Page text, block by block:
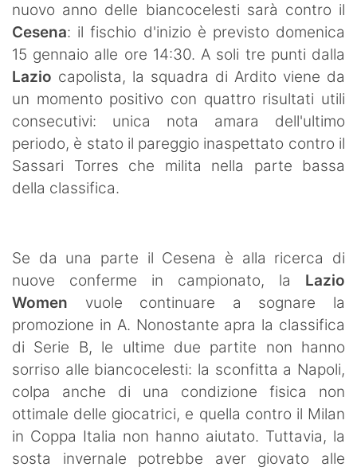
nuovo anno delle biancocelesti sarà contro il
Cesena: il fischio d'inizio è previsto domenica
15 gennaio alle ore 14:30. A soli tre punti dalla
Lazio capolista, la squadra di Ardito viene da
un momento positivo con quattro risultati utili
consecutivi: unica nota amara dell'ultimo
periodo, è stato il pareggio inaspettato contro il
Sassari Torres che milita nella parte bassa
della classifica.
Se da una parte il Cesena è alla ricerca di
nuove conferme in campionato, la Lazio
Women vuole continuare a sognare la
promozione in A. Nonostante apra la classifica
di Serie B, le ultime due partite non hanno
sorriso alle biancocelesti: la sconfitta a Napoli,
colpa anche di una condizione fisica non
ottimale delle giocatrici, e quella contro il Milan
in Coppa Italia non hanno aiutato. Tuttavia, la
sosta invernale potrebbe aver giovato alle